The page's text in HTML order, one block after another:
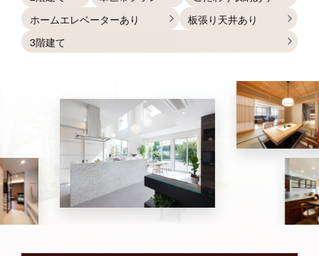
ホームエレベーターあり
板張り天井あり
3階建て